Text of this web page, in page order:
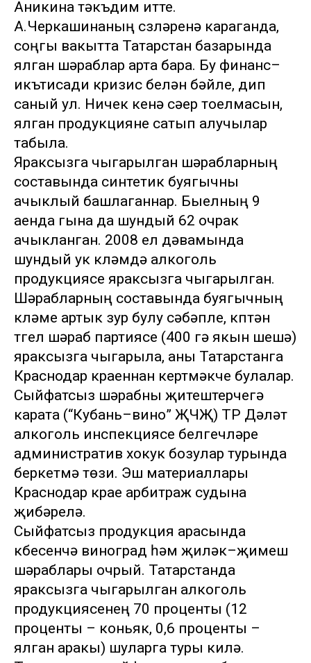
Аникина тәкъдим итте.
А.Черкашинаның сүзләренә караганда,
соңгы вакытта Татарстан базарында
ялган шәраблар арта бара. Бу финанс–
икътисади кризис белән бәйле, дип
саный ул. Ничек кенә сәер тоелмасын,
ялган продукцияне сатып алучылар
табыла.
Яраксызга чыгарылган шәрабларның
составында синтетик буягычны
ачыклый башлаганнар. Быелның 9
аенда гына да шундый 62 очрак
ачыкланган. 2008 ел дәвамында
шундый ук күләмдә алкоголь
продукциясе яраксызга чыгарылган.
Шәрабларның составында буягычның
күләме артык зур булу сәбәпле, күптән
түгел шәраб партиясе (400 гә якын шешә)
яраксызга чыгарыла, аны Татарстанга
Краснодар краеннан кертмәкче булалар.
Сыйфатсыз шәрабны җитештерүчегә
карата (“Кубань–вино” ҖЧҖ) ТР Дәүләт
алкоголь инспекциясе белгечләре
административ хокук бозулар турында
беркетмә төзи. Эш материаллары
Краснодар крае арбитраж судына
җибәрелә.
Сыйфатсыз продукция арасында
күбесенчә виноград һәм җиләк–җимеш
шәраблары очрый. Татарстанда
яраксызга чыгарылган алкоголь
продукциясенең 70 проценты (12
проценты – коньяк, 0,6 проценты –
ялган аракы) шуларга туры килә.